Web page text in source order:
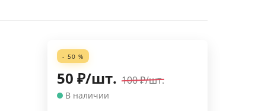
- 50 %
50 ₽/шт. 100₽/шт.
В наличии